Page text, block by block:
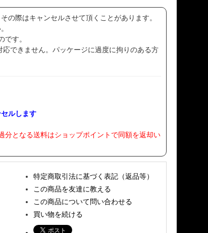
の際はキャンセルさせて頂くことがあります。
す。
できません。パッケージに過度に拘りのある方
ルします
分となる送料はショップポイントで同額を返却い
特定商取引法に基づく表記（返品等）
この商品を友達に教える
この商品について問い合わせる
買い物を続ける